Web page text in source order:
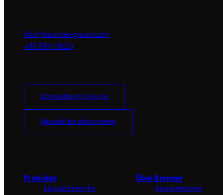
info@brunner-group.com
+49 7844 402 0
Kontaktieren Sie uns
Newsletter abonnieren
Produkte
Einsatzbereiche
Über Brunner
Kompetenzen